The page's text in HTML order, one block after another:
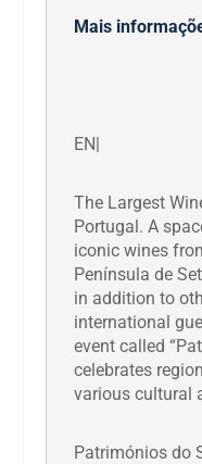
Mais
EN|
The Largest
Portugal. A
iconic wines
Península de
in addition to
international
event called
celebrates
various cultural
Patrimónios do